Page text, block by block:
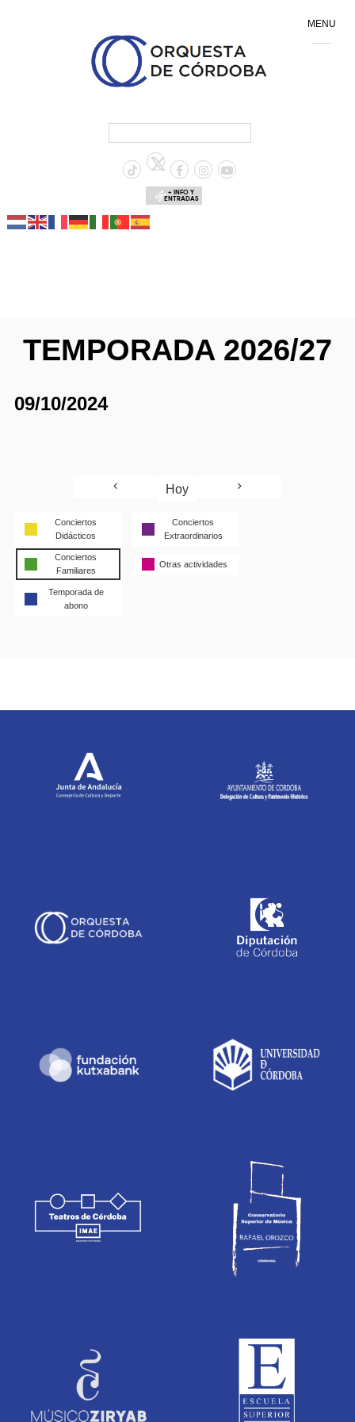
+ INFO Y
ENTRADAS
TEMPORADA 2026/27
09/10/2024
Hoy
Conciertos
Didácticos
Conciertos
Extraordinarios
Conciertos
Familiares
Otras actividades
Temporada de
abono
MENU